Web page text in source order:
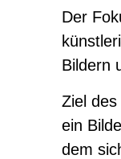
Der
Bildern
Ziel
ein
dem